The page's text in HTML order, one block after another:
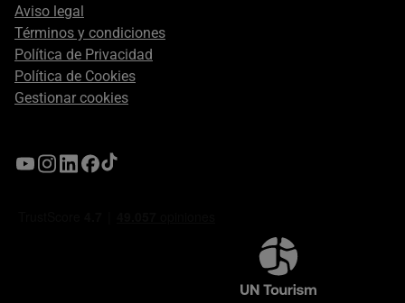
Aviso legal
Términos y condiciones
Política de Privacidad
Política de Cookies
Gestionar cookies